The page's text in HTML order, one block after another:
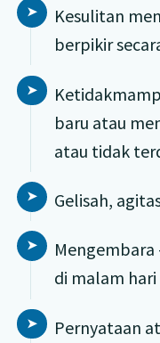
Kesulitan
berpikir
baru atau
atau tidak
Gelisah,
di malam hari
Pernyataan